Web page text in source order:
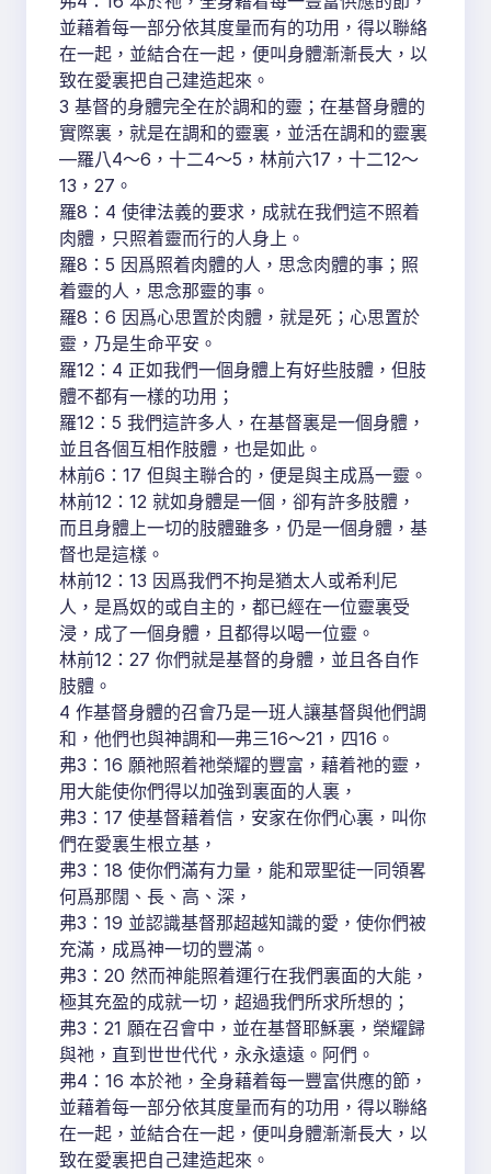
並藉着每一部分依其度量而有的功用，得以聯絡
在一起，並結合在一起，便叫身體漸漸長大，以
致在愛裏把自己建造起來。
3 基督的身體完全在於調和的靈；在基督身體的
實際裏，就是在調和的靈裏，並活在調和的靈裏
—羅八4～6，十二4～5，林前六17，十二12～
13，27。
羅8：4 使律法義的要求，成就在我們這不照着
肉體，只照着靈而行的人身上。
羅8：5 因爲照着肉體的人，思念肉體的事；照
着靈的人，思念那靈的事。
羅8：6 因爲心思置於肉體，就是死；心思置於
靈，乃是生命平安。
羅12：4 正如我們一個身體上有好些肢體，但肢
體不都有一樣的功用；
羅12：5 我們這許多人，在基督裏是一個身體，
並且各個互相作肢體，也是如此。
林前6：17 但與主聯合的，便是與主成爲一靈。
林前12：12 就如身體是一個，卻有許多肢體，
而且身體上一切的肢體雖多，仍是一個身體，基
督也是這樣。
林前12：13 因爲我們不拘是猶太人或希利尼
人，是爲奴的或自主的，都已經在一位靈裏受
浸，成了一個身體，且都得以喝一位靈。
林前12：27 你們就是基督的身體，並且各自作
肢體。
4 作基督身體的召會乃是一班人讓基督與他們調
和，他們也與神調和—弗三16～21，四16。
弗3：16 願祂照着祂榮耀的豐富，藉着祂的靈，
用大能使你們得以加強到裏面的人裏，
弗3：17 使基督藉着信，安家在你們心裏，叫你
們在愛裏生根立基，
弗3：18 使你們滿有力量，能和眾聖徒一同領畧
何爲那闊、長、高、深，
弗3：19 並認識基督那超越知識的愛，使你們被
充滿，成爲神一切的豐滿。
弗3：20 然而神能照着運行在我們裏面的大能，
極其充盈的成就一切，超過我們所求所想的；
弗3：21 願在召會中，並在基督耶穌裏，榮耀歸
與祂，直到世世代代，永永遠遠。阿們。
弗4：16 本於祂，全身藉着每一豐富供應的節，
並藉着每一部分依其度量而有的功用，得以聯絡
在一起，並結合在一起，便叫身體漸漸長大，以
致在愛裏把自己建造起來。